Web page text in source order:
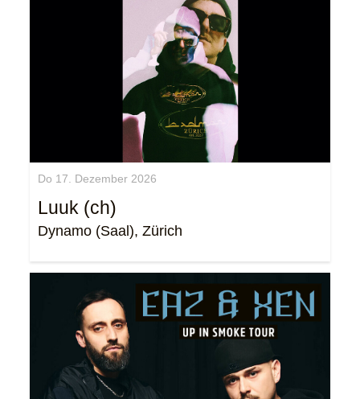
Do 17. Dezember 2026
Luuk (ch)
Dynamo (Saal), Zürich